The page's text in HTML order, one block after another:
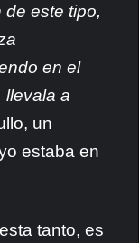
de este tipo,
en el
llevala a
un
estaba en
tanto, es